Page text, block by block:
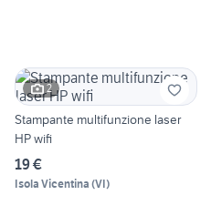
2
Stampante multifunzione laser
HP wifi
19 €
Isola Vicentina (VI)